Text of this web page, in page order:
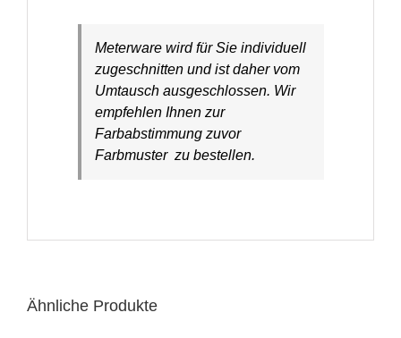
Meterware wird für Sie individuell
zugeschnitten und ist daher vom
Umtausch ausgeschlossen. Wir
empfehlen Ihnen zur
Farbabstimmung zuvor
Farbmuster zu bestellen.
Ähnliche Produkte